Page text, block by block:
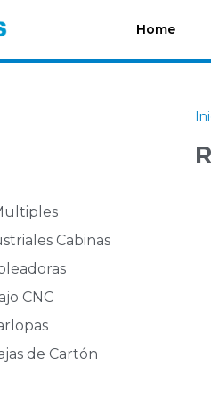
Home
Cabinas
CNC
de Cartón